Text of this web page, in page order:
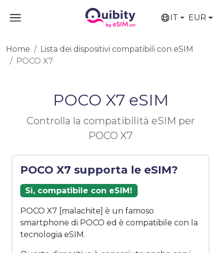
IT EUR
Home
Lista dei dispositivi compatibili con eSIM
POCO X7
POCO X7 eSIM
Controlla la compatibilità eSIM per
POCO X7
POCO X7 supporta le eSIM?
Sì, compatibile con eSIM!
POCO X7 [malachite] è un famoso
smartphone di POCO ed è compatibile con la
tecnologia eSIM.